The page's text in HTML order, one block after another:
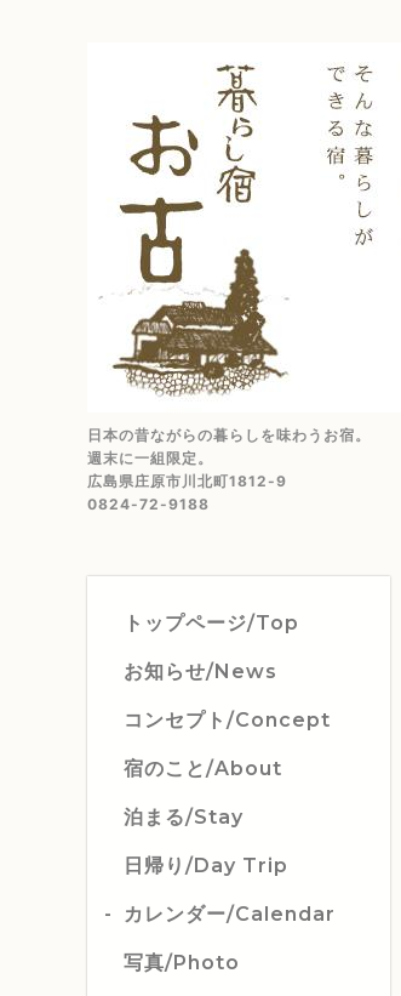
日本の昔ながらの暮らしを味わうお宿。
週末に一組限定。
広島県庄原市川北町1812-9
0824-72-9188
トップページ/Top
お知らせ/News
コンセプト/Concept
宿のこと/About
泊まる/Stay
日帰り/Day Trip
カレンダー/Calendar
写真/Photo